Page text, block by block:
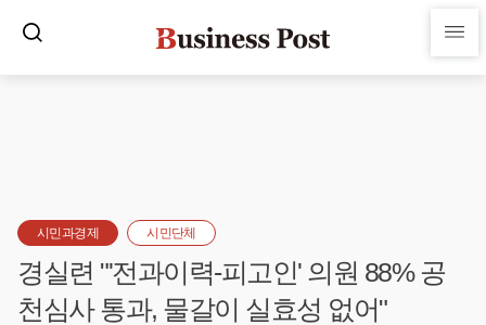
시민과경제 시민단체
경실련 "'전과이력-피고인' 의원 88% 공
천심사 통과, 물갈이 실효성 없어"